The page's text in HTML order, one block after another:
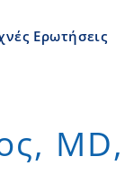
Ερωτήσεις